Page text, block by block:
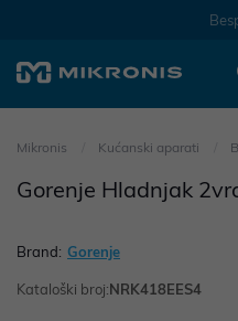
Mikronis Kućanski aparati
Gorenje Hladnjak
Brand: Gorenje
Kataloški broj:NRK418EES4